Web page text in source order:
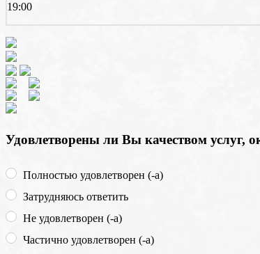
19:00
Удовлетворены ли Вы качеством услуг,
Полностью удовлетворен (-а)
Затрудняюсь ответить
Не удовлетворен (-а)
Частично удовлетворен (-а)